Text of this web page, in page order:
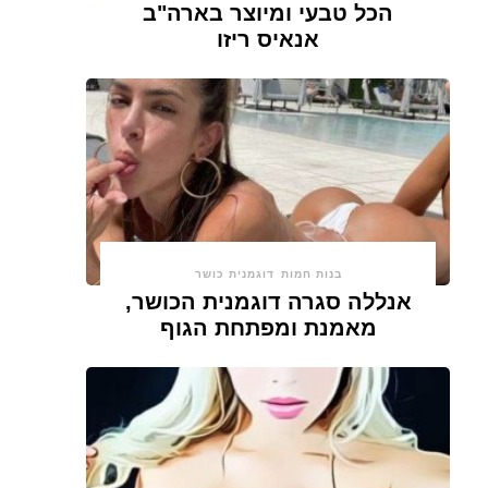
הכל טבעי ומיוצר בארה"ב
אנאיס ריזו
בנות חמות דוגמנית כושר
אנללה סגרה דוגמנית הכושר,
מאמנת ומפתחת הגוף